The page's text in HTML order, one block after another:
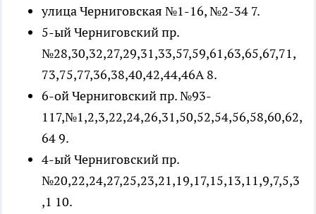
улица Черниговская №1-16, №2-34 7.
5-ый Черниговский пр.
№28,30,32,27,29,31,33,57,59,61,63,65,67,71,
73,75,77,36,38,40,42,44,46А 8.
6-ой Черниговский пр. №93-
117,№1,2,3,22,24,26,31,50,52,54,56,58,60,62,
64 9.
4-ый Черниговский пр.
№20,22,24,27,25,23,21,19,17,15,13,11,9,7,5,3
,1 10.